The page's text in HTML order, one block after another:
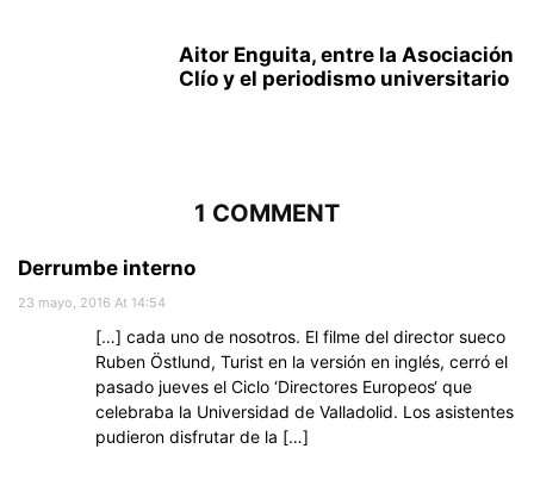
Aitor Enguita, entre la Asociación
Clío y el periodismo universitario
1 COMMENT
Derrumbe interno
23 mayo, 2016 At 14:54
[…] cada uno de nosotros. El filme del director sueco
Ruben Östlund, Turist en la versión en inglés, cerró el
pasado jueves el Ciclo ‘Directores Europeos‘ que
celebraba la Universidad de Valladolid. Los asistentes
pudieron disfrutar de la […]